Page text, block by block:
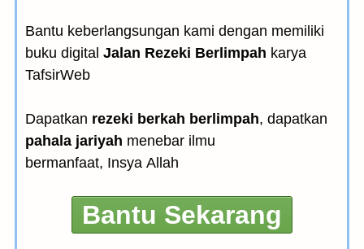
Bantu keberlangsungan kami dengan memiliki
buku digital Jalan Rezeki Berlimpah karya
TafsirWeb
Dapatkan rezeki berkah berlimpah, dapatkan
pahala jariyah menebar ilmu
bermanfaat, Insya Allah
Bantu Sekarang